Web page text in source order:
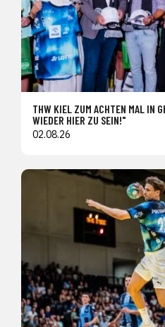
THW KIEL ZUM ACHTEN MAL IN
WIEDER HIER ZU SEIN!"
02.08.26